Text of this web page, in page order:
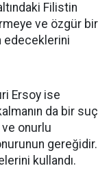
Filistin
ve özgür bir
edeceklerini
Ersoy ise
da bir suç
ve onurlu
gereğidir.
kullandı.